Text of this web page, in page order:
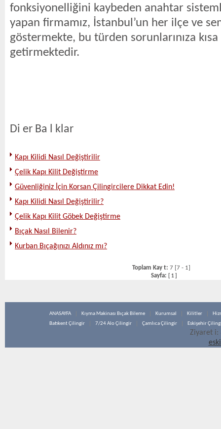
fonksiyonelliğini kaybeden anahtar
yapan firmamız, İstanbul’un her ilçe ve
göstermekte, bu türden sorunlarınıza
getirmektedir.
Di er Ba l klar
Kapı Kilidi Nasıl Değiştirilir
Çelik Kapı Kilit Değiştirme
Güvenliğiniz İçin Korsan Çilingircilere Dikkat Edin!
Kapı Kilidi Nasıl Değiştirilir?
Çelik Kapı Kilit Göbek Değiştirme
Bıçak Nasıl Bilenir?
Kurban Bıçağınızı Aldınız mı?
Toplam Kay t: 7 [7 - 1]
Sayfa:
1
ANASAYFA Kıyma Makinası Bıçak Bileme Kurumsal Kilitler
Batıkent Çilingir
7/24 Alo Çilingir Çamlıca Çilingir Eskişehir
Ziyaret i: